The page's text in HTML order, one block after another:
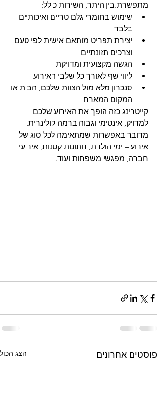
מתפשרת.בין היתר, השירות כולל:
שימוש בחומרי גלם טריים ואיכותיים
בלבד
יצירת תפריט מותאם אישית לפי טעם
וצרכים תזונתיים
הגשה מקצועית ומדויקת
ליווי שף לאורך כל שלבי האירוע
סנכרון מלא מול הצוות שלכם, הבית או
המקום המארח
קייטרינג כזה הופך את האירוע שלכם
למדויק, אינטימי וגבוה ברמה קולינרית.
מדובר באפשרות שמתאימה לכל סוג של
אירוע – ימי הולדת, חתונות קטנות, אירועי
חברה, מפגשי משפחות ועוד.
פוסטים אחרונים הצג הכול